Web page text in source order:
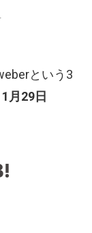
という3
月29日